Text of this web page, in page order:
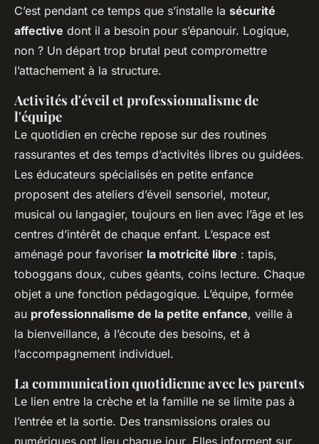
C’est pendant ce temps que s’installe la sécurité
affective dont il a besoin pour s’épanouir. Logique,
non ? Un départ trop brutal peut compromettre
l’attachement à la structure.
Activités d'éveil et professionnalisme de
l'équipe
Le quotidien en crèche repose sur des routines
rassurantes et des temps d’activités libres ou guidées.
Les éducateurs spécialisés en petite enfance
proposent des ateliers d’éveil sensoriel, moteur,
musical ou langagier, toujours en lien avec l’âge et les
centres d’intérêt de chaque enfant. L’espace est
aménagé pour favoriser la motricité libre : tapis,
toboggans doux, cubes géants, coins lecture. Chaque
objet a une fonction pédagogique. L’équipe, formée
au professionnalisme de la petite enfance, veille à
la bienveillance, à l’écoute des besoins, et à
l’accompagnement individuel.
La communication quotidienne avec les parents
Le lien entre la crèche et la famille ne se limite pas à
l’entrée et la sortie. Des transmissions orales ou
numériques ont lieu chaque jour. Elles informent sur